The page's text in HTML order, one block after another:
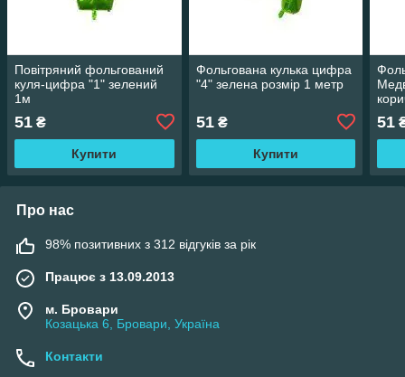
Повітряний фольгований
куля-цифра "1" зелений
1м
51 ₴
Купити
Фольгована кулька цифра
"4" зелена розмір 1 метр
51₴
Купити
51
Про нас
98% позитивних з 312 відгуків за рік
Працює з 13.09.2013
м. Бровари
Козацька 6, Бровари, Україна
Контакти